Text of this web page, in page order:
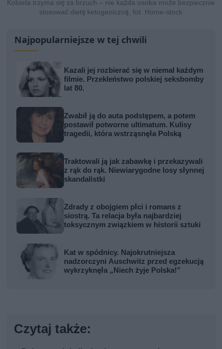
Kobieta trzyma się za brzuch – nie każda osoba może bezpiecznie
stosować dietę ketogeniczną, fot. Home-stock
Najpopularniejsze w tej chwili
Kazali jej rozbierać się w niemal każdym
filmie. Przekleństwo polskiej seksbomby
lat 80.
Zwabił ją do auta podstępem, a potem
postawił potworne ultimatum. Kulisy
tragedii, która wstrząsnęła Polską
Traktowali ją jak zabawkę i przekazywali
z rąk do rąk. Niewiarygodne losy słynnej
skandalistki
Zdrady z obojgiem płci i romans z
siostrą. Ta relacja była najbardziej
toksycznym związkiem w historii sztuki
Kat w spódnicy. Najokrutniejsza
nadzorczyni Auschwitz przed egzekucją
wykrzyknęła „Niech żyje Polska!”
Czytaj także: